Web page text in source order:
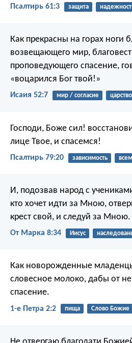
Псалтирь 61:3 защита
Как прекрасны на горах ноги
возвещающего мир,
проповедующего спасение,
«воцарился Бог твой!»
Исаия 52:7 мир / согласие
Господи, Боже сил!
лице Твое, и спасемся!
Псалтирь 79:20 зависимость
И, подозвав народ с
кто хочет идти за Мною,
крест свой, и следуй за Мною.
От Марка 8:34 Иисус
Как новорожденные
словесное молоко, дабы от
спасение.
1-е Петра 2:2 пища Слово Божие